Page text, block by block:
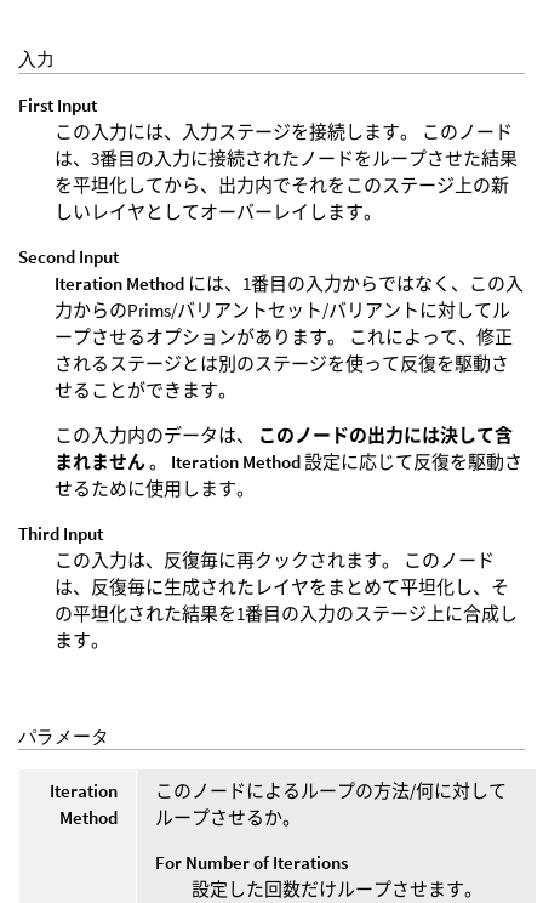
入力
First Input
この入力には、入力ステージを接続します。 このノード
は、3番目の入力に接続されたノードをループさせた結果
を平坦化してから、出力内でそれをこのステージ上の新
しいレイヤとしてオーバーレイします。
Second Input
Iteration Method には、1番目の入力からではなく、この入
力からのPrims/バリアントセット/バリアントに対してル
ープさせるオプションがあります。 これによって、修正
されるステージとは別のステージを使って反復を駆動さ
せることができます。
この入力内のデータは、
このノードの出力には決して含
まれません。 Iteration Method設定に応じて反復を駆動さ
せるために使用します。
Third Input
この入力は、反復毎に再クックされます。 このノード
は、反復毎に生成されたレイヤをまとめて平坦化し、そ
の平坦化された結果を1番目の入力のステージ上に合成し
ます。
パラメータ
Iteration
Method
このノードによるループの方法/何に対して
ループさせるか。
For Number of Iterations
設定した回数だけループさせます。